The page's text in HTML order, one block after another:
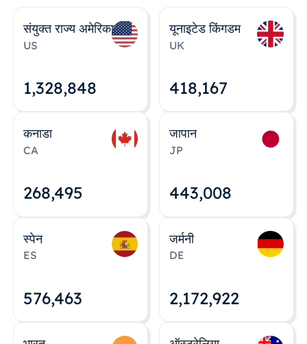
संयुक्त राज्य अमेरिका
US
1,328,848
यूनाइटेड किंगडम
UK
418,167
कनाडा
CA
268,495
जापान
JP
443,008
स्पेन
ES
576,463
जर्मनी
DE
2,172,922